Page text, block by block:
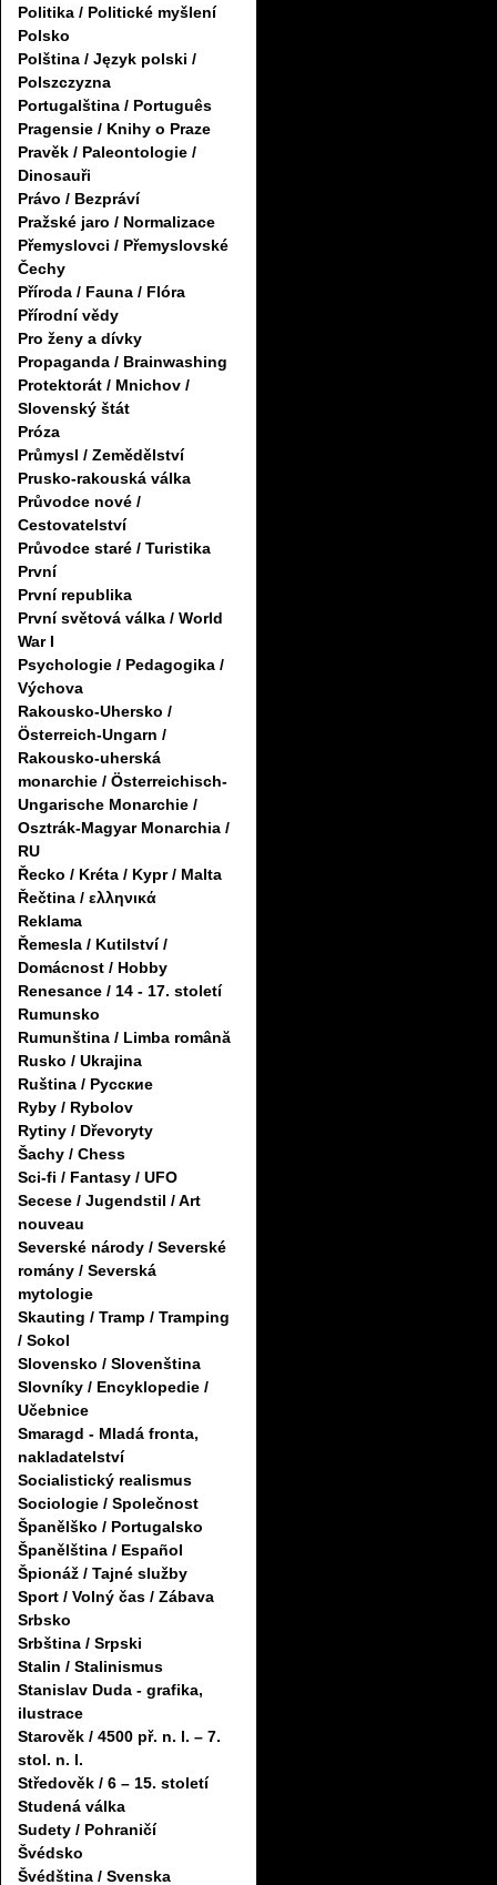
Politika / Politické myšlení
Polsko
Polština / Język polski /
Polszczyzna
Portugalština / Português
Pragensie / Knihy o Praze
Pravěk / Paleontologie /
Dinosauři
Právo / Bezpráví
Pražské jaro / Normalizace
Přemyslovci / Přemyslovské
Čechy
Příroda / Fauna / Flóra
Přírodní vědy
Pro ženy a dívky
Propaganda / Brainwashing
Protektorát / Mnichov /
Slovenský štát
Próza
Průmysl / Zemědělství
Prusko-rakouská válka
Průvodce nové /
Cestovatelství
Průvodce staré / Turistika
První
První republika
První světová válka / World
War I
Psychologie / Pedagogika /
Výchova
Rakousko-Uhersko /
Österreich-Ungarn /
Rakousko-uherská
monarchie / Österreichisch-
Ungarische Monarchie /
Osztrák-Magyar Monarchia /
RU
Řecko / Kréta / Kypr / Malta
Řečtina / ελληνικά
Reklama
Řemesla / Kutilství /
Domácnost / Hobby
Renesance / 14 - 17. století
Rumunsko
Rumunština / Limba română
Rusko / Ukrajina
Ruština / Русские
Ryby / Rybolov
Rytiny / Dřevoryty
Šachy / Chess
Sci-fi / Fantasy / UFO
Secese / Jugendstil / Art
nouveau
Severské národy / Severské
romány / Severská
mytologie
Skauting / Tramp / Tramping
/ Sokol
Slovensko / Slovenština
Slovníky / Encyklopedie /
Učebnice
Smaragd - Mladá fronta,
nakladatelství
Socialistický realismus
Sociologie / Společnost
Španělško / Portugalsko
Španělština / Español
Špionáž / Tajné služby
Sport / Volný čas / Zábava
Srbsko
Srbština / Srpski
Stalin / Stalinismus
Stanislav Duda - grafika,
ilustrace
Starověk / 4500 př. n. l. – 7.
stol. n. l.
Středověk / 6 – 15. století
Studená válka
Sudety / Pohraničí
Švédsko
Švédština / Svenska